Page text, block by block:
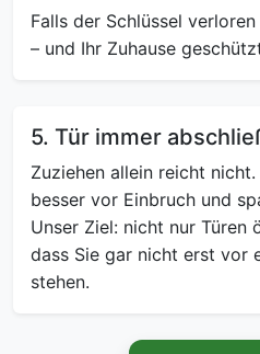
Falls der Schlüssel
– und Ihr Zuhause
5. Tür immer
Zuziehen allein reicht
besser vor Einbruch und
Unser Ziel: nicht nur Türen
dass Sie gar nicht erst vor
stehen.